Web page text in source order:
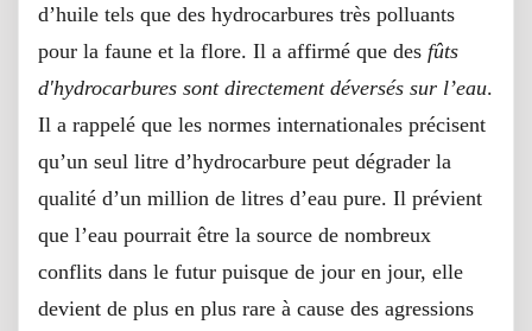
d’huile tels que des hydrocarbures très polluants
pour la faune et la flore. Il a affirmé que des fûts
d'hydrocarbures sont directement déversés sur l’eau.
Il a rappelé que les normes internationales précisent
qu’un seul litre d’hydrocarbure peut dégrader la
qualité d’un million de litres d’eau pure. Il prévient
que l’eau pourrait être la source de nombreux
conflits dans le futur puisque de jour en jour, elle
devient de plus en plus rare à cause des agressions